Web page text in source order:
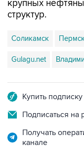
Соликамск
Gulagu.net
Подписаться на
Получать